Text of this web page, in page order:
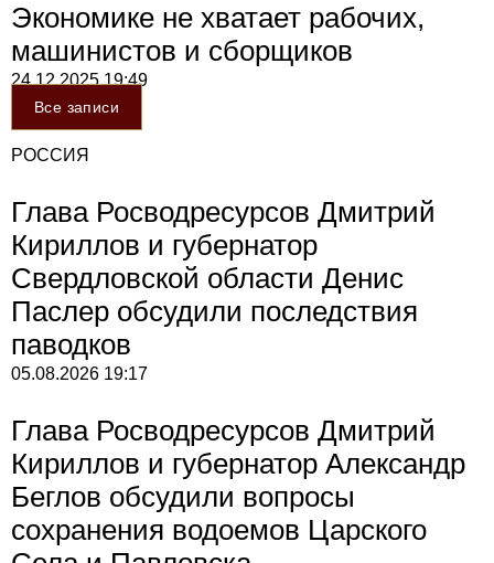
Экономике не хватает рабочих,
машинистов и сборщиков
24.12.202519:49
Все записи
РОССИЯ
Глава Росводресурсов Дмитрий
Кириллов и губернатор
Свердловской области Денис
Паслер обсудили последствия
паводков
05.08.2026 19:17
Глава Росводресурсов Дмитрий
Кириллов и губернатор Александр
Беглов обсудили вопросы
сохранения водоемов Царского